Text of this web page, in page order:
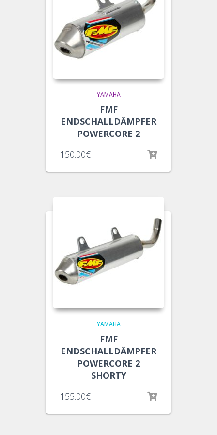
YAMAHA
FMF
ENDSCHALLDÄMPFER
POWERCORE 2
150.00€
YAMAHA
FMF
ENDSCHALLDÄMPFER
POWERCORE 2
SHORTY
155.00€